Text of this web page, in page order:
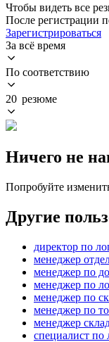
Чтобы видеть все
После регистрации
Зарегистрироваться
За всё время
По соответствию
20 резюме
Ничего не
Попробуйте
Другие
директор по
менеджер
менеджер по
менеджер по
менеджер по
менеджер по
менеджер
специалист по